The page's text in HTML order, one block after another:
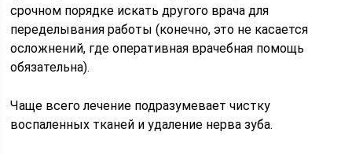
срочном порядке искать другого врача для
переделывания работы (конечно, это не касается
осложнений, где оперативная врачебная помощь
обязательна).
Чаще всего лечение подразумевает чистку
воспаленных тканей и удаление нерва зуба.